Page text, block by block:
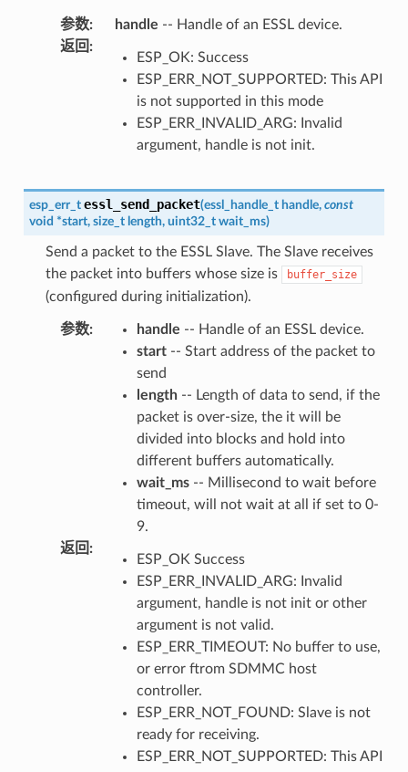
参数: handle -- Handle of an ESSL device.
返回 :
ESP_OK: Success
ESP_ERR_NOT_SUPPORTED: This API
is not supported in this mode
ESP_ERR_INVALID_ARG: Invalid
argument, handle is not init.
esp_err_t essl_send_packet(essl_handle_t handle, const
void *start, size_t length, uint32_t wait_ms)
Send a packet to the ESSL Slave. The Slave receives
the packet into buffers whose size is
buffer_size
(configured during initialization).
参数: handle -- Handle of an ESSL device.
start-- Start address of the packet to
send
length-- Length of data to send, if the
packet is over-size, the it will be
divided into blocks and hold into
different buffers automatically.
wait_ms-- Millisecond to wait before
timeout, will not wait at all if set to 0-
9.
返回 :
ESP_OK Success
ESP_ERR_INVALID_ARG: Invalid
argument, handle is not init or other
argument is not valid.
ESP_ERR_TIMEOUT: No buffer to use,
or error ftrom SDMMC host
controller.
ESP_ERR_NOT_FOUND: Slave is not
ready for receiving.
ESP_ERR_NOT_SUPPORTED: This API